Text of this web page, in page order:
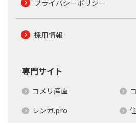
プライバシーポリシー
採用情報
専門サイト
コメリ産直
レンガ.pro